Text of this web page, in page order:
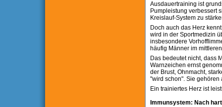
Ausdauertraining ist
Pumpleistung verbessert
Kreislauf-System zu
Doch auch das Herz
wird in der Sportmedizin
insbesondere
häufig Männer im
Das bedeutet nicht, dass
Warnzeichen ernst
der Brust, Ohnmacht,
"wird schon". Sie gehören
Ein trainiertes Herz ist
Immunsystem: Nach